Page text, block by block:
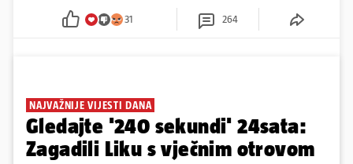
31 264
NAJVAŽNIJE VIJESTI DANA
Gledajte '240 sekundi' 24sata:
Zagadili Liku s vječnim otrovom